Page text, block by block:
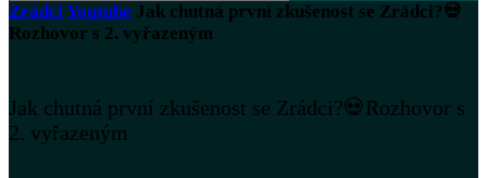
ZrádciYoutube Jak chutná první zkušenost se Zrádci?💀
Rozhovor s 2. vyřazeným
Jak chutná první zkušenost se Zrádci?💀Rozhovor s
2. vyřazeným